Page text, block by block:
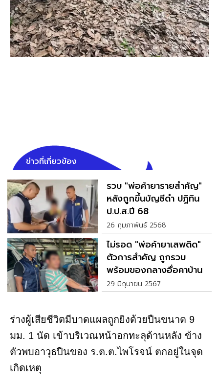
ข่าวที่เกี่ยวข้อง
รวบ "พ่อค้ายารายสำคัญ"
หลังถูกขึ้นบัญชีดำ ปฏิทิน
ป.ป.ส.ปี 68
26 กุมภาพันธ์ 2568
ไม่รอด "พ่อค้ายาเสพติด"
ตัวการสำคัญ ถูกรวบ
พร้อมของกลางอื่อคาบ้าน
29 มิถุนายน 2567
ร่างผู้เสียชีวิตมีบาดแผลถูกยิงด้วยปืนขนาด 9
มม. 1 นัด เข้าบริเวณหน้าอกทะลุด้านหลัง ข้าง
ตัวพบอาวุธปืนของ ร.ต.ต.ไพโรจน์ ตกอยู่ในจุด
เกิดเหตุ